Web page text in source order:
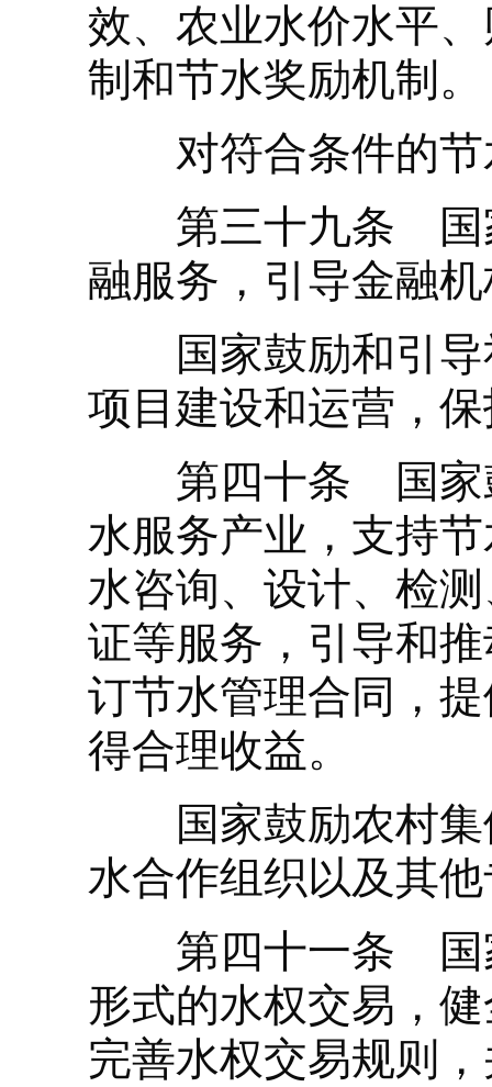
效、农业水价水平
制和节水奖励机制。
对符合条件的节
第三十九条 国家
融服务，引导金融
国家鼓励和引导
项目建设和运营，
第四十条 国家鼓
水服务产业，支持
水咨询、设计、检
证等服务，引导和
订节水管理合同，
得合理收益。
国家鼓励农村集
水合作组织以及其
第四十一条 国家
形式的水权交易，
完善水权交易规则